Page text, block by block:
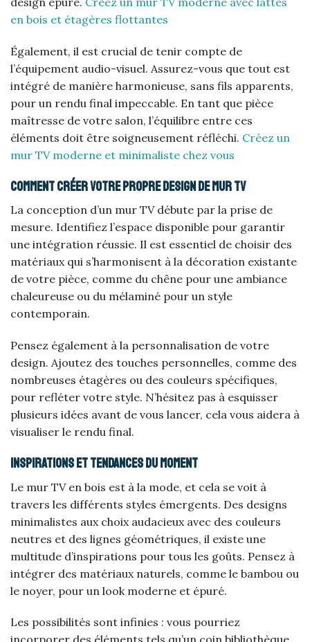
en bois et étagères flottantes
Également, il est crucial de tenir compte de
l’équipement audio-visuel. Assurez-vous que tout est
intégré de manière harmonieuse, sans fils apparents,
pour un rendu final impeccable. En tant que pièce
maîtresse de votre salon, l’équilibre entre ces
éléments doit être soigneusement réfléchi. Créez un
mur TV moderne et minimaliste chez vous
Comment créer votre propre design de mur TV
La conception d’un mur TV débute par la prise de
mesure. Identifiez l’espace disponible pour garantir
une intégration réussie. Il est essentiel de choisir des
matériaux qui s’harmonisent à la décoration existante
de votre pièce, comme du chêne pour une ambiance
chaleureuse ou du mélaminé pour un style
contemporain.
Pensez également à la personnalisation de votre
design. Ajoutez des touches personnelles, comme des
nombreuses étagères ou des couleurs spécifiques,
pour refléter votre style. N’hésitez pas à esquisser
plusieurs idées avant de vous lancer, cela vous aidera à
visualiser le rendu final.
Inspirations et tendances du moment
Le mur TV en bois est à la mode, et cela se voit à
travers les différents styles émergents. Des designs
minimalistes aux choix audacieux avec des couleurs
neutres et des lignes géométriques, il existe une
multitude d’inspirations pour tous les goûts. Pensez à
intégrer des matériaux naturels, comme le bambou ou
le noyer, pour un look moderne et épuré.
Les possibilités sont infinies : vous pourriez